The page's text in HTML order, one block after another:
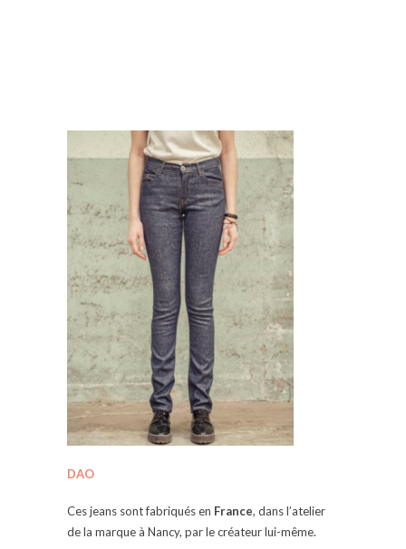
DAO
Ces jeans sont fabriqués en France, dans l’atelier
de la marque à Nancy, par le créateur lui-même.